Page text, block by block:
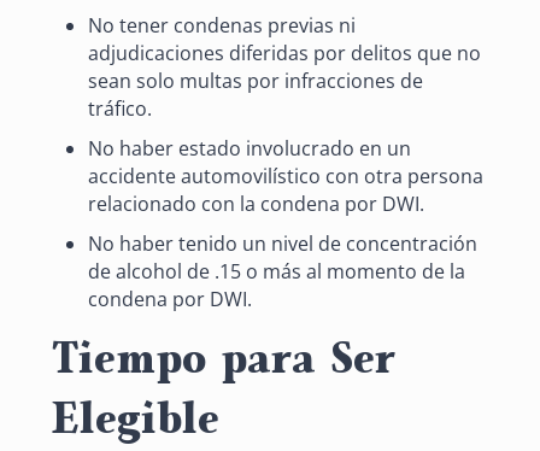
No tener condenas previas ni
adjudicaciones diferidas por delitos que no
sean solo multas por infracciones de
tráfico.
No haber estado involucrado en un
accidente automovilístico con otra persona
relacionado con la condena por DWI.
No haber tenido un nivel de concentración
de alcohol de .15 o más al momento de la
condena por DWI.
Tiempo para Ser
Elegible